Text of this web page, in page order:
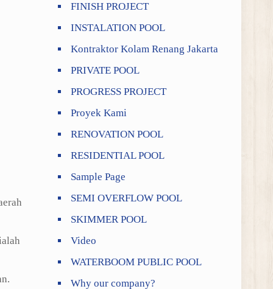
FINISH PROJECT
INSTALATION POOL
Kontraktor Kolam Renang Jakarta
PRIVATE POOL
PROGRESS PROJECT
Proyek Kami
RENOVATION POOL
RESIDENTIAL POOL
Sample Page
SEMI OVERFLOW POOL
SKIMMER POOL
Video
WATERBOOM PUBLIC POOL
Why our company?